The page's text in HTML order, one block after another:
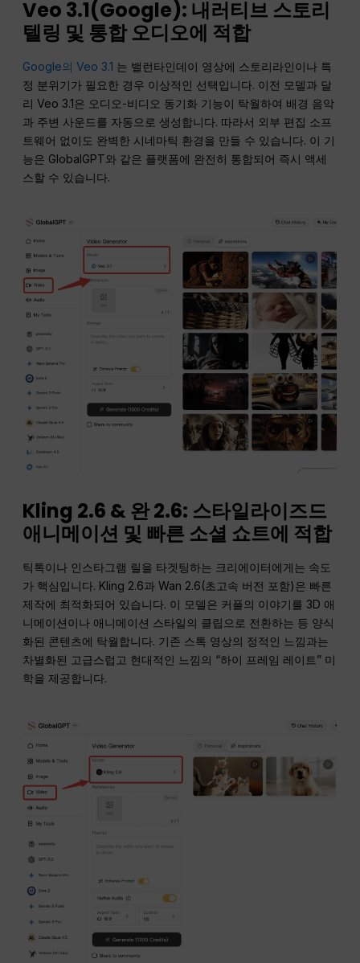
Veo 3.1(Google): 내러티브 스토리
텔링 및 통합 오디오에 적합
Google의 Veo 3.1 는 밸런타인데이 영상에 스토리라인이나 특
정 분위기가 필요한 경우 이상적인 선택입니다. 이전 모델과 달
리 Veo 3.1은 오디오-비디오 동기화 기능이 탁월하여 배경 음악
과 주변 사운드를 자동으로 생성합니다. 따라서 외부 편집 소프
트웨어 없이도 완벽한 시네마틱 환경을 만들 수 있습니다. 이 기
능은 GlobalGPT와 같은 플랫폼에 완전히 통합되어 즉시 액세
스할 수 있습니다.
Kling 2.6 & 완 2.6: 스타일라이즈드
애니메이션 및 빠른 소셜 쇼트에 적합
틱톡이나 인스타그램 릴을 타겟팅하는 크리에이터에게는 속도
가 핵심입니다. Kling 2.6과 Wan 2.6(초고속 버전 포함)은 빠른
제작에 최적화되어 있습니다. 이 모델은 커플의 이야기를 3D 애
니메이션이나 애니메이션 스타일의 클립으로 전환하는 등 양식
화된 콘텐츠에 탁월합니다. 기존 스톡 영상의 정적인 느낌과는
차별화된 고급스럽고 현대적인 느낌의 “하이 프레임 레이트” 미
학을 제공합니다.